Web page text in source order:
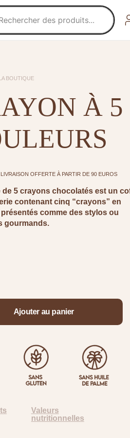
BOUTIQUE
À 5
OFFERTE À PARTIR DE 90 EUROS
de 5 crayons chocolatés est un
contenant cinq “crayons” en
comme des stylos ou
gourmands.
Ajouter au panier
Valeurs
nutritionnelles